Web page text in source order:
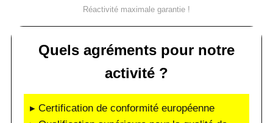
Réactivité maximale garantie !
Quels agréments pour notre
activité ?
▸ Certification de conformité européenne